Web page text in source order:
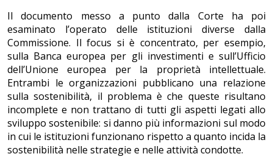
Il documento messo a punto dalla Corte ha poi
esaminato l’operato delle istituzioni diverse dalla
Commissione. Il focus si è concentrato, per esempio,
sulla Banca europea per gli investimenti e sull’Ufficio
dell’Unione europea per la proprietà intellettuale.
Entrambi le organizzazioni pubblicano una relazione
sulla sostenibilità, il problema è che queste risultano
incomplete e non trattano di tutti gli aspetti legati allo
sviluppo sostenibile: si danno più informazioni sul modo
in cui le istituzioni funzionano rispetto a quanto incida la
sostenibilità nelle strategie e nelle attività condotte.